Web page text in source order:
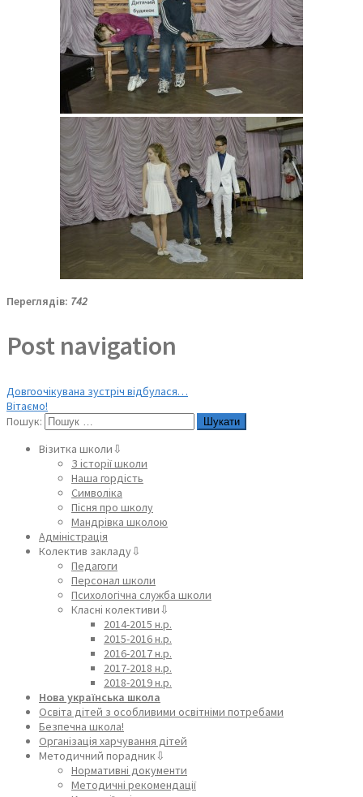
Переглядів: 742
Post navigation
Довгоочікувана зустріч відбулася…
Вітаємо!
Пошук:
Візитка школи⇩
З історії школи
Наша гордість
Символіка
Пісня про школу
Мандрівка школою
Адміністрація
Колектив закладу⇩
Педагоги
Персонал школи
Психологічна служба школи
Класні колективи⇩
2014-2015 н.р.
2015-2016 н.р.
2016-2017 н.р.
2017-2018 н.р.
2018-2019 н.р.
Нова українська школа
Освіта дітей з особливими освітніми потребами
Безпечна школа!
Організація харчування дітей
Методичний порадник⇩
Нормативні документи
Методичні рекомендації